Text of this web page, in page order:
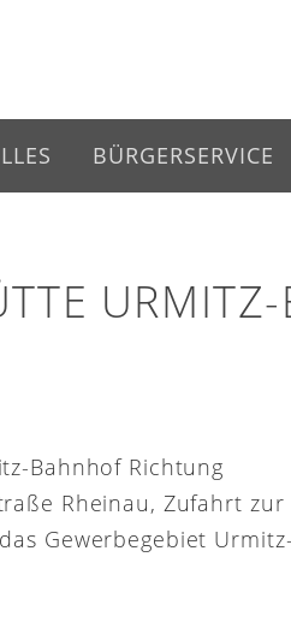
BÜRGERSERVICE
Bahnhof Richtung
Rheinau, Zufahrt zur
Gewerbegebiet Urmitz-